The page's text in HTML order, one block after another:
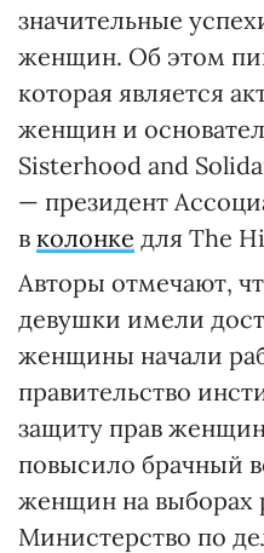
значительные
женщин. Об этом
которая является
женщин и
Sisterhood and
— президент
в колонке для The
Авторы отмечают,
девушки имели
женщины начали
правительство
защиту прав
повысило брачный
женщин на выборах
Министерство по